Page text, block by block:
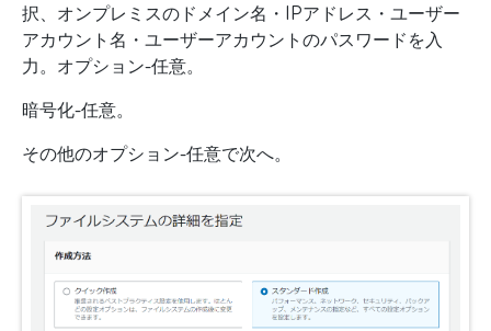
択、オンプレミスのドメイン名・IPアドレス・ユーザー
アカウント名・ユーザーアカウントのパスワードを入
力。オプション-任意。
暗号化-任意。
その他のオプション-任意で次へ。